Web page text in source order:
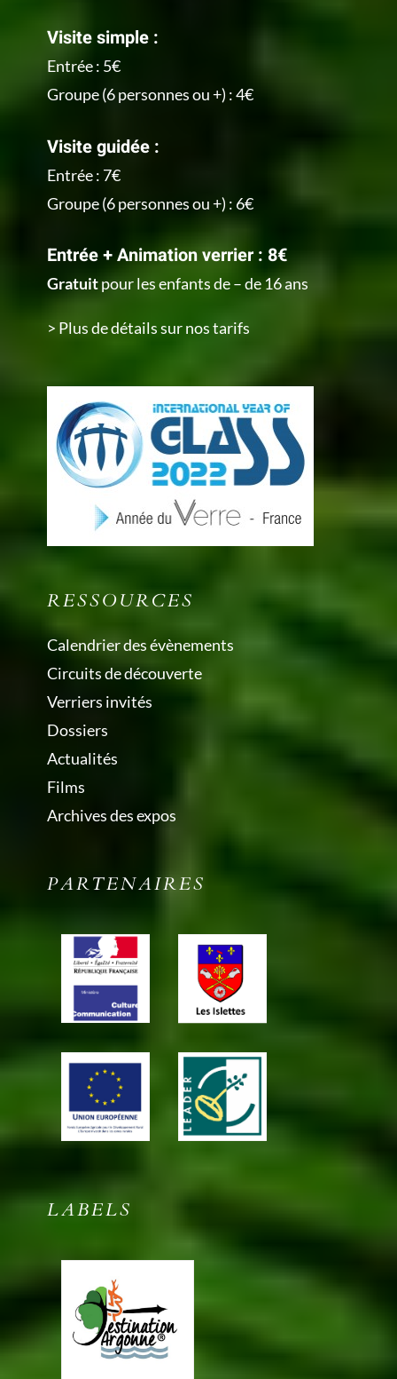
Visite simple :
Entrée : 5€
Groupe (6 personnes ou +) : 4€
Visite guidée :
Entrée : 7€
Groupe (6 personnes ou +) : 6€
Entrée + Animation verrier : 8€
Gratuitpour les enfants de – de 16 ans
> Plus de détails sur nos tarifs
RESSOURCES
Calendrier des évènements
Circuits de découverte
Verriers invités
Dossiers
Actualités
Films
Archives des expos
PARTENAIRES
LABELS